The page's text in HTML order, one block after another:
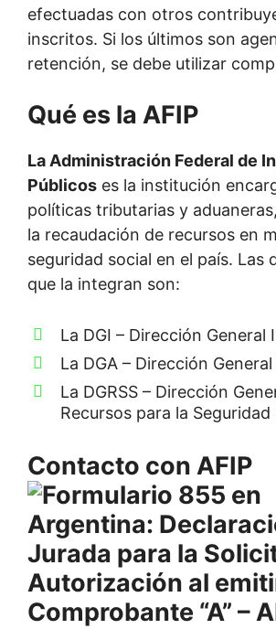
efectuadas con otros
inscritos. Si los últimos son
retención, se debe utilizar
Qué es la AFIP
La Administración Federal de
Públicos es la institución
políticas tributarias y
la recaudación de recursos en
seguridad social en el país. Las
que la integran son:
La DGI – Dirección General
La DGA – Dirección
La DGRSS – Dirección
Recursos para la Seguridad
Contacto con AFIP